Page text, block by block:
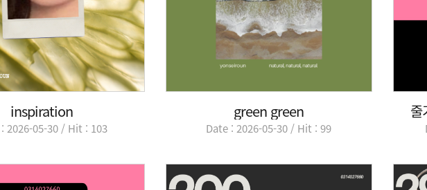
inspiration
2026-05-30 / Hit : 103
green green
Date : 2026-05-30 / Hit : 99